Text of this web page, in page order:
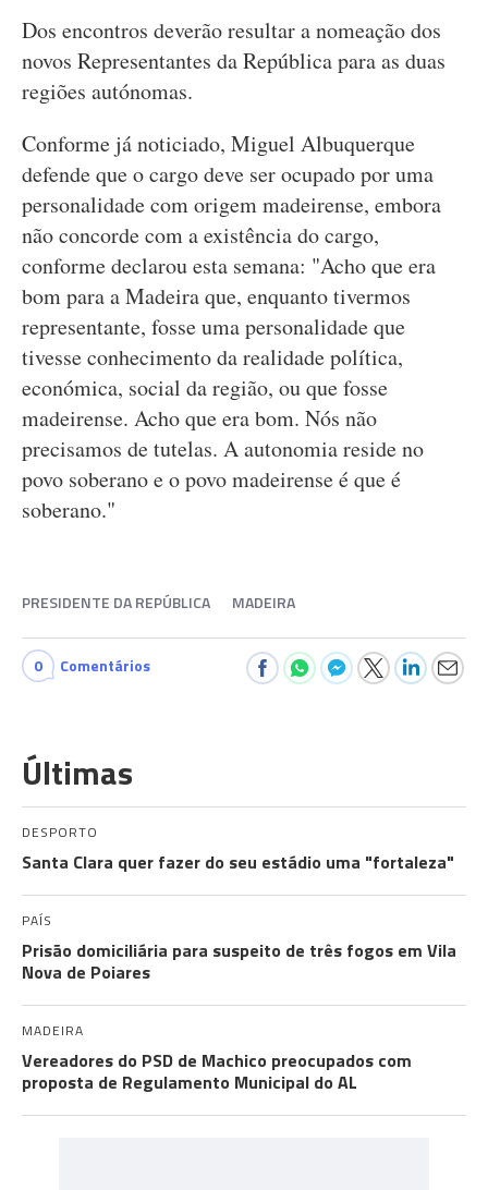
Dos encontros deverão resultar a nomeação dos
novos Representantes da República para as duas
regiões autónomas.
Conforme já noticiado, Miguel Albuquerque
defende que o cargo deve ser ocupado por uma
personalidade com origem madeirense, embora
não concorde com a existência do cargo,
conforme declarou esta semana: "Acho que era
bom para a Madeira que, enquanto tivermos
representante, fosse uma personalidade que
tivesse conhecimento da realidade política,
económica, social da região, ou que fosse
madeirense. Acho que era bom. Nós não
precisamos de tutelas. A autonomia reside no
povo soberano e o povo madeirense é que é
soberano."
PRESIDENTE DA REPÚBLICA MADEIRA
0 Comentários
Últimas
DESPORTO
Santa Clara quer fazer do seu estádio uma "fortaleza"
PAÍS
Prisão domiciliária para suspeito de três fogos em Vila
Nova de Poiares
MADEIRA
Vereadores do PSD de Machico preocupados com
proposta de Regulamento Municipal do AL